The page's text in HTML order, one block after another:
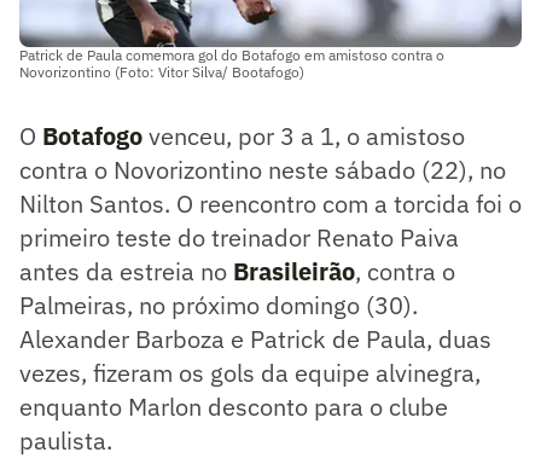
Patrick de Paula comemora gol do Botafogo em amistoso contra o
Novorizontino (Foto: Vitor Silva/ Bootafogo)
O Botafogovenceu, por 3 a 1, o amistoso
contra o Novorizontino neste sábado (22), no
Nilton Santos. O reencontro com a torcida foi o
primeiro teste do treinador Renato Paiva
antes da estreia no Brasileirão, contra o
Palmeiras, no próximo domingo (30).
Alexander Barboza e Patrick de Paula, duas
vezes, fizeram os gols da equipe alvinegra,
enquanto Marlon desconto para o clube
paulista.